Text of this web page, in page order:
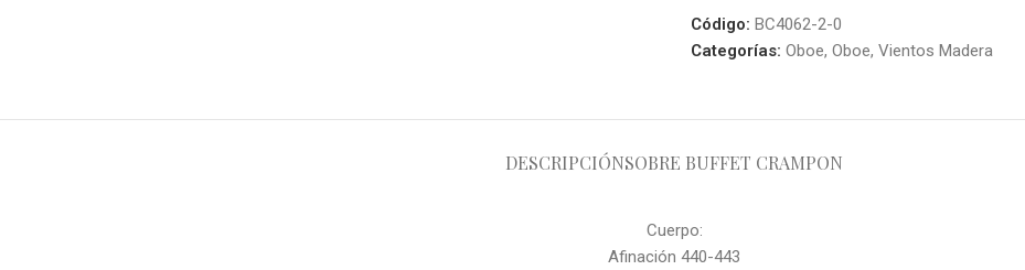
Código: BC4062-2-0
Categorías: Oboe, Oboe, Vientos Madera
DESCRIPCIÓNSOBRE BUFFET CRAMPON
Cuerpo:
Afinación 440-443